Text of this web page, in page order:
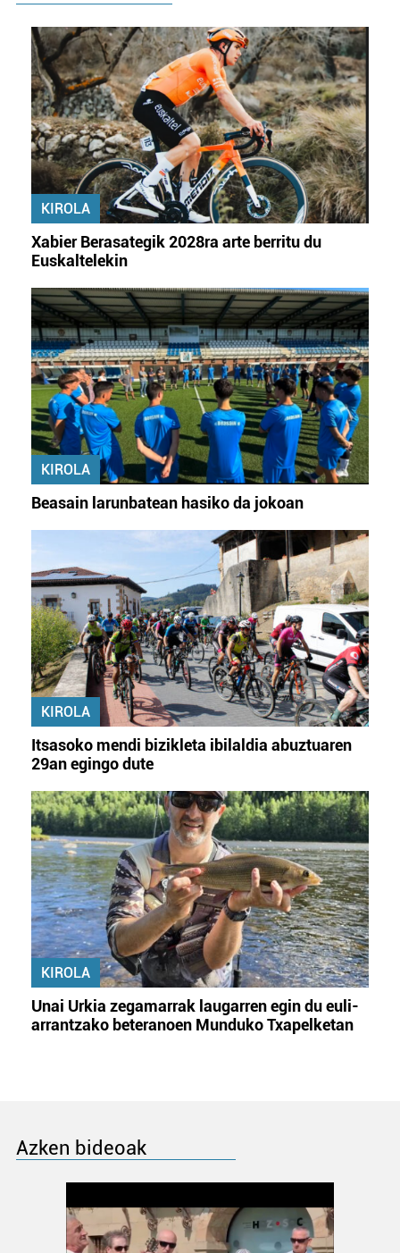
KIROLA
Xabier Berasategik 2028ra arte berritu du
Euskaltelekin
KIROLA
Beasain larunbatean hasiko da jokoan
KIROLA
Itsasoko mendi bizikleta ibilaldia abuztuaren
29an egingo dute
KIROLA
Unai Urkia zegamarrak laugarren egin du euli-
arrantzako beteranoen Munduko Txapelketan
Azken bideoak